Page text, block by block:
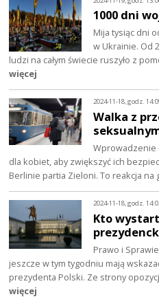
1000 dni
Mija tysiąc dni
w Ukrainie. Od
ludzi na całym świecie ruszyło z
więcej
2024-11-18, godz.
Walka z
Wprowadzenie
dla kobiet, aby zwiększyć ich
Berlinie partia Zieloni. To reakcja na
2024-11-18, godz.
Kto
Prawo i
jeszcze w tym tygodniu mają
prezydenta Polski. Ze strony
więcej